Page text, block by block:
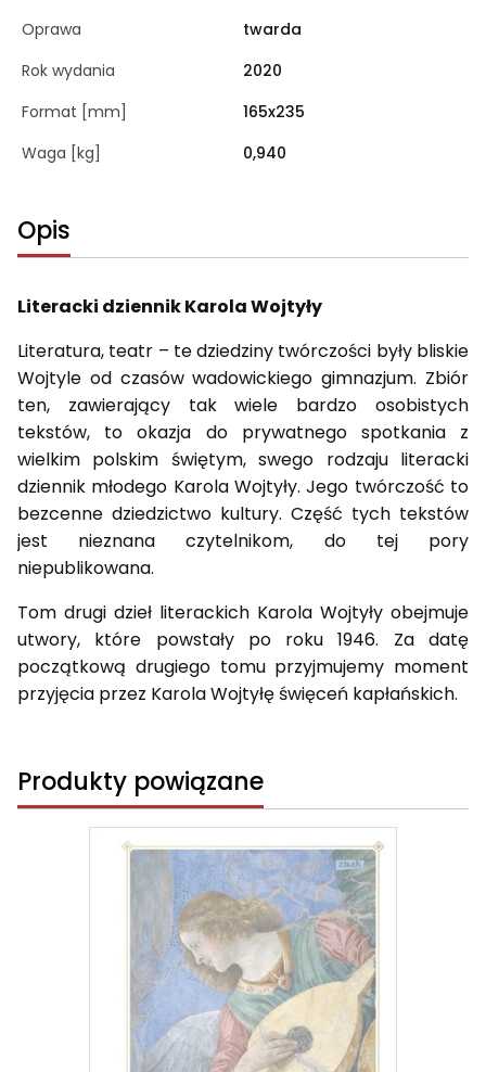
Oprawa
twarda
Rok wydania
2020
Format [mm]
165x235
Waga [kg]
0,940
Opis
Literacki dziennik Karola Wojtyły
Literatura, teatr – te dziedziny twórczości były bliskie
Wojtyle od czasów wadowickiego gimnazjum. Zbiór
ten, zawierający tak wiele bardzo osobistych
tekstów, to okazja do prywatnego spotkania z
wielkim polskim świętym, swego rodzaju literacki
dziennik młodego Karola Wojtyły. Jego twórczość to
bezcenne dziedzictwo kultury. Część tych tekstów
jest nieznana czytelnikom, do tej pory
niepublikowana.
Tom drugi dzieł literackich Karola Wojtyły obejmuje
utwory, które powstały po roku 1946. Za datę
początkową drugiego tomu przyjmujemy moment
przyjęcia przez Karola Wojtyłę święceń kapłańskich.
Produkty powiązane